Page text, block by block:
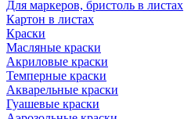
Для маркеров, бристоль в листах
Картон в листах
Краски
Масляные краски
Акриловые краски
Темперные краски
Акварельные краски
Гуашевые краски